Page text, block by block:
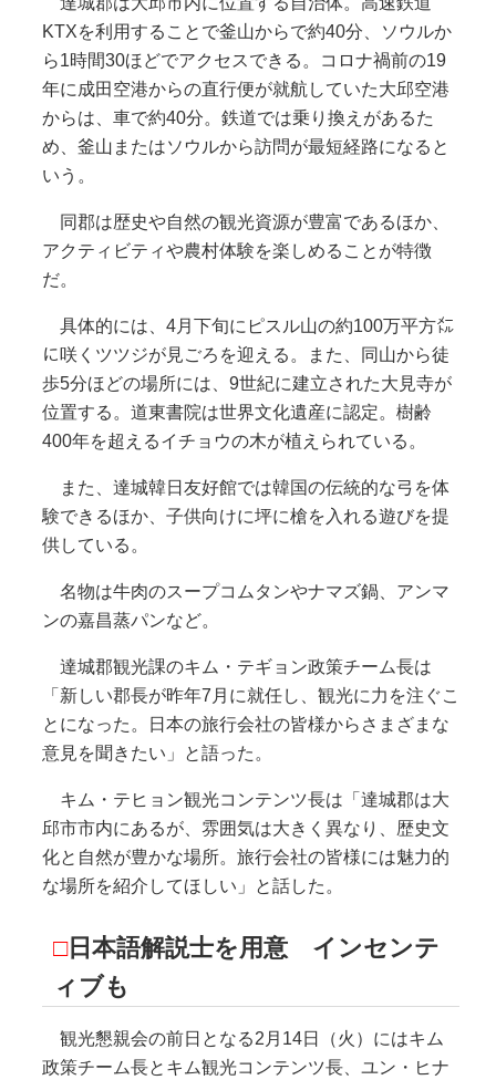
KTXを利用することで釜山からで約40分、ソウルか
ら1時間30ほどでアクセスできる。コロナ禍前の19
年に成田空港からの直行便が就航していた大邱空港
からは、車で約40分。鉄道では乗り換えがあるた
め、釜山またはソウルから訪問が最短経路になると
いう。
同郡は歴史や自然の観光資源が豊富であるほか、
アクティビティや農村体験を楽しめることが特徴
だ。
具体的には、4月下旬にピスル山の約100万平方㍍
に咲くツツジが見ごろを迎える。また、同山から徒
歩5分ほどの場所には、9世紀に建立された大見寺が
位置する。道東書院は世界文化遺産に認定。樹齢
400年を超えるイチョウの木が植えられている。
また、達城韓日友好館では韓国の伝統的な弓を体
験できるほか、子供向けに坪に槍を入れる遊びを提
供している。
名物は牛肉のスープコムタンやナマズ鍋、アンマ
ンの嘉昌蒸パンなど。
達城郡観光課のキム・テギョン政策チーム長は
「新しい郡長が昨年7月に就任し、観光に力を注ぐこ
とになった。日本の旅行会社の皆様からさまざまな
意見を聞きたい」と語った。
キム・テヒョン観光コンテンツ長は「達城郡は大
邱市市内にあるが、雰囲気は大きく異なり、歴史文
化と自然が豊かな場所。旅行会社の皆様には魅力的
な場所を紹介してほしい」と話した。
□日本語解説士を用意 インセンテ
ィブも
観光懇親会の前日となる2月14日（火）にはキム
政策チーム長とキム観光コンテンツ長、ユン・ヒナ